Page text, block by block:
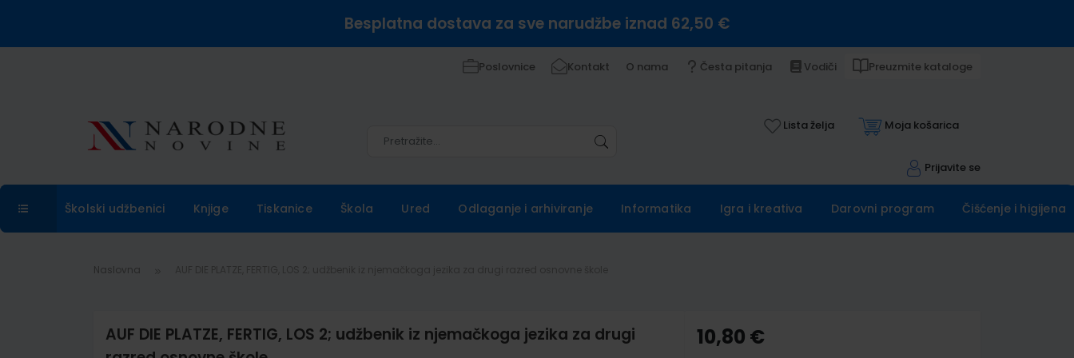
Besplatna dostava za sve narudžbe iznad 62,50 €
Poslovnice Kontakt O nama Česta pitanja Vodiči Preuzmite kataloge
Lista želja Moja košarica
Prijavite se
Školski udžbenici Knjige Tiskanice Škola Ured Odlaganje i arhiviranje Informatika Igra i kreativa Darovni program Čišćenje i higijena
Naslovna
AUF DIE PLATZE, FERTIG, LOS 2; udžbenik iz njemačkoga jezika za drugi
10,80 €